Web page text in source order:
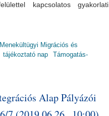
kapcsolatos gyakorlati
Menekültügyi Migrációs és
tájékoztató nap
Támogatás-
Alap Pályázói